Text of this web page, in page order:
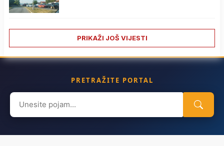
PRIKAŽI JOŠ VIJESTI
PRETRAŽITE PORTAL
Search
for: